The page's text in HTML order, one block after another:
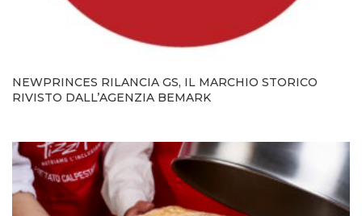
NEWPRINCES RILANCIA GS, IL MARCHIO STORICO
RIVISTO DALL’AGENZIA BEMARK